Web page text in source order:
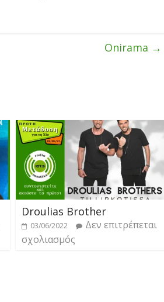
Onirama →
Droulias Brother
03/06/2022
Δεν επιτρέπεται
σχολιασμός